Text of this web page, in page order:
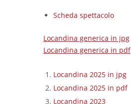
Scheda spettacolo
Locandina generica in jpg
Locandina generica in pdf
Locandina 2025 in jpg
Locandina 2025 in pdf
Locandina 2023